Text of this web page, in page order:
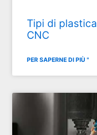
Tipi di
CNC
PER SAPERNE DI PIÙ "